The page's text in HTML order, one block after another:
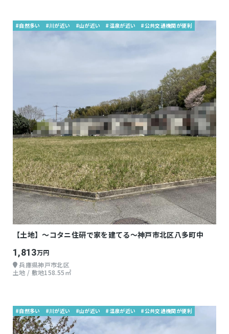
#自然多い #川が近い #山が近い #温泉が近い #公共交通機関が便利
【土地】～コタニ住研で家を建てる～神戸市北区八多町中
1,813万円
兵庫県神戸市北区
土地 / 敷地158.55㎡
#自然多い #川が近い #山が近い #温泉が近い #公共交通機関が便利